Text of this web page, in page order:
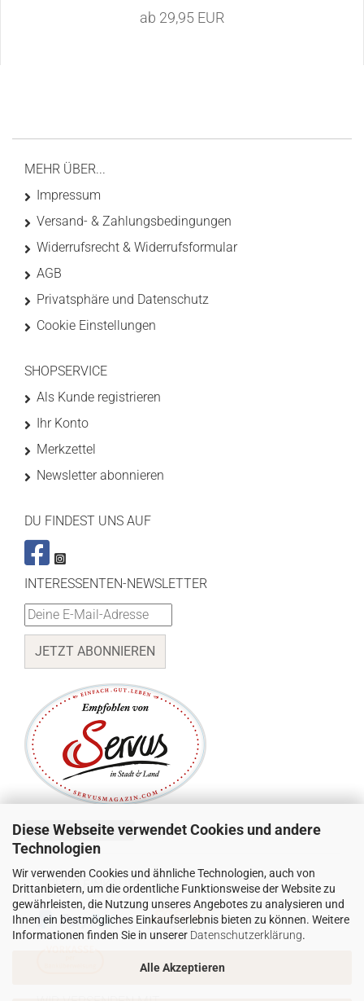
Diese Webseite verwendet Cookies und andere
Technologien
Wir verwenden Cookies und ähnliche Technologien, auch von
Drittanbietern, um die ordentliche Funktionsweise der Website zu
gewährleisten, die Nutzung unseres Angebotes zu analysieren und
Ihnen ein bestmögliches Einkaufserlebnis bieten zu können. Weitere
Informationen finden Sie in unserer Datenschutzerklärung.
Alle Akzeptieren
ab 29,95 EUR
MEHR ÜBER...
Impressum
Versand- & Zahlungsbedingungen
Widerrufsrecht & Widerrufsformular
AGB
Privatsphäre und Datenschutz
Cookie Einstellungen
SHOPSERVICE
Als Kunde registrieren
Ihr Konto
Merkzettel
Newsletter abonnieren
DU FINDEST UNS AUF
INTERESSENTEN-NEWSLETTER
JETZT ABONNIEREN
Vertrag widerrufen
SICHER EINKAUFEN MIT: